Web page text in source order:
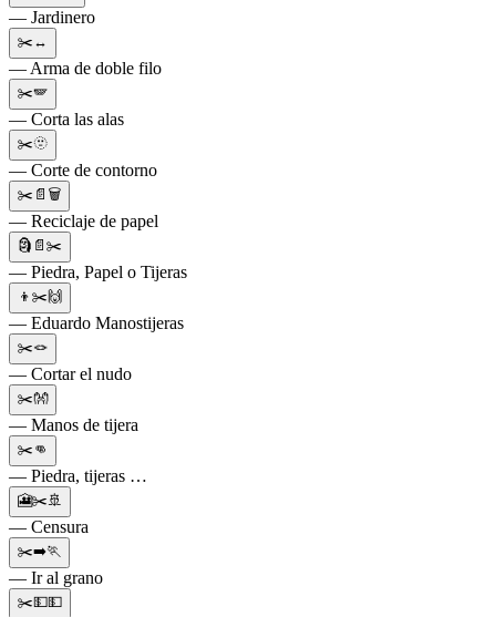
— Jardinero
✂️↔️
— Arma de doble filo
✂️🪽
— Corta las alas
✂️🫥
— Corte de contorno
✂️📄🗑️
— Reciclaje de papel
🗿📄✂️
— Piedra, Papel o Tijeras
👦✂️🙌
— Eduardo Manostijeras
✂️🪢
— Cortar el nudo
✂️👐
— Manos de tijera
✂️👊
— Piedra, tijeras …
🎦✂️🚢
— Censura
✂️➡️🏃
— Ir al grano
✂️💵💵